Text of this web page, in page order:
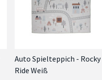
Auto Spielteppich - Rocky
Ride Weiß